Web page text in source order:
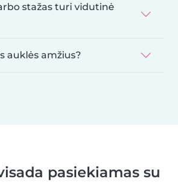
stažas turi vidutinė
auklės amžius?
pasiekiamas su